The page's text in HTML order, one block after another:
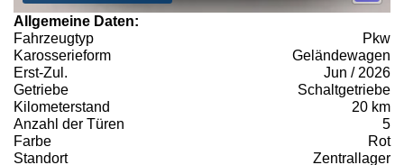
Allgemeine Daten:
Fahrzeugtyp
Pkw
Karosserieform
Geländewagen
Erst-Zul.
Jun / 2026
Getriebe
Schaltgetriebe
Kilometerstand
20 km
Anzahl der Türen
5
Farbe
Rot
Standort
Zentrallager